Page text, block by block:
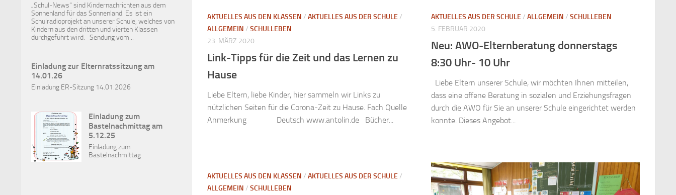
AKTUELLES AUS DEN KLASSEN / AKTUELLES AUS DER SCHULE/
ALLGEMEIN / SCHULLEBEN
23. MÄRZ 2020
Link-Tipps für die Zeit und das Lernen zu
Hause
Liebe Eltern, liebe Kinder, hier sammeln wir Links zu
nützlichen Seiten für die Corona-Zeit zu Hause. Fach Quelle
Anmerkung Deutsch www.antolin.de Bücher...
AKTUELLES AUS DER SCHULE/ ALLGEMEIN / SCHULLEBEN
5. FEBRUAR 2020
Neu: AWO-Elternberatung donnerstags
8:30 Uhr- 10 Uhr
Liebe Eltern unserer Schule, wir möchten Ihnen mitteilen,
dass eine offene Beratung in sozialen und Erziehungsfragen
durch die AWO für Sie an unserer Schule eingerichtet werden
konnte. Dieses Angebot...
AKTUELLES AUS DEN KLASSEN / AKTUELLES AUS DER SCHULE/
ALLGEMEIN / SCHULLEBEN
„Schul-News“ sind Kindernachrichten aus dem
Sonnenland für das Sonnenland. Es ist ein
Schulradioprojekt an unserer Schule, welches von
Kindern aus den dritten und vierten Klassen
durchgeführt wird. Sendung vom...
Einladung zur Elternratssitzung am
14.01.26
Einladung ER-Sitzung 14.01.2026
Einladung zum
Bastelnachmittag am
5.12.25
Einladung zum
Bastelnachmittag